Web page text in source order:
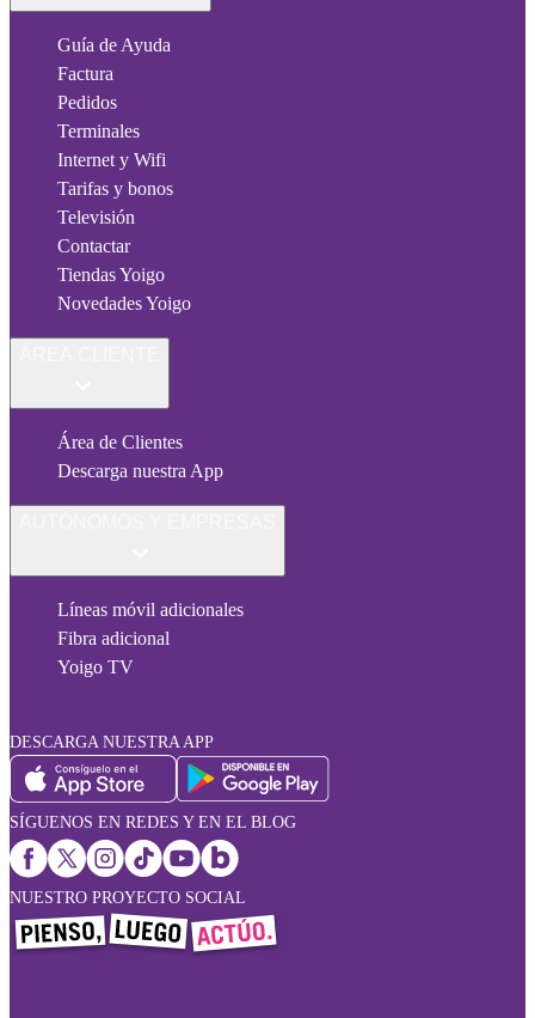
Guía de Ayuda
Factura
Pedidos
Terminales
Internet y Wifi
Tarifas y bonos
Televisión
Contactar
Tiendas Yoigo
Novedades Yoigo
Área de Clientes
Descarga nuestra App
Líneas móvil adicionales
Fibra adicional
Yoigo TV
DESCARGA NUESTRA APP
SÍGUENOS EN REDES Y EN EL BLOG
NUESTRO PROYECTO SOCIAL